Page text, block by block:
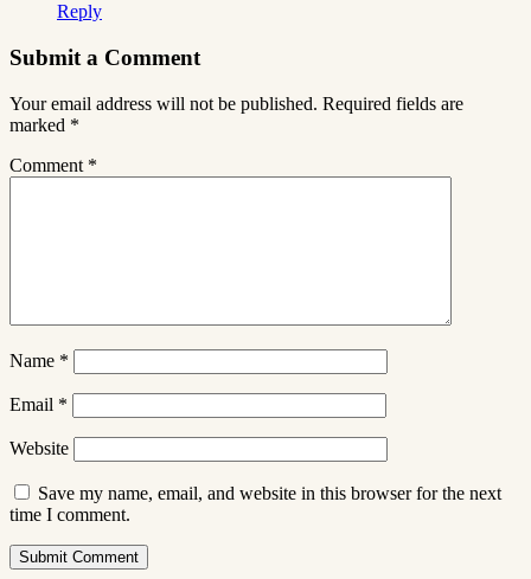
Reply
Submit a Comment
Your email address will not be published. Required fields are
marked *
Comment *
Name *
Email *
Website
Save my name, email, and website in this browser for the next
time I comment.
Submit Comment